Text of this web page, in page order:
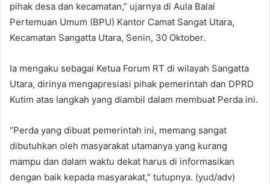
pihak desa dan kecamatan,” ujarnya di Aula Balai
Pertemuan Umum (BPU) Kantor Camat Sangat Utara,
Kecamatan Sangatta Utara, Senin, 30 Oktober.
Ia mengaku sebagai Ketua Forum RT di wilayah Sangatta
Utara, dirinya mengapresiasi pihak pemerintah dan DPRD
Kutim atas langkah yang diambil dalam membuat Perda ini.
“Perda yang dibuat pemerintah ini, memang sangat
dibutuhkan oleh masyarakat utamanya yang kurang
mampu dan dalam waktu dekat harus di informasikan
dengan baik kepada masyarakat,” tutupnya. (yud/adv)